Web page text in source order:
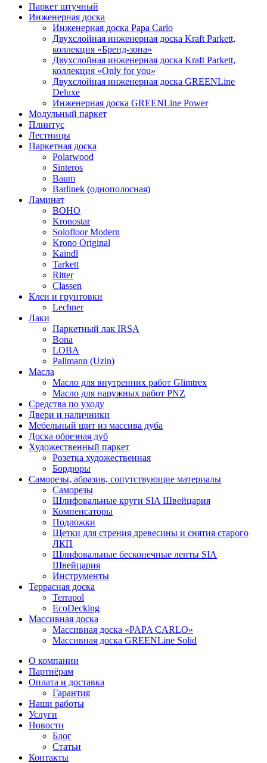
Паркет штучный
Инженерная доска
Инженерная доска Papa Carlo
Двухслойная инженерная доска Kraft Parkett,
коллекция «Бренд-зона»
Двухслойная инженерная доска Kraft Parkett,
коллекция «Only for you»
Двухслойная инженерная доска GREENLine
Deluxe
Инженерная доска GREENLine Power
Модульный паркет
Плинтус
Лестницы
Паркетная доска
Polarwood
Sinteros
Baum
Barlinek (однополосная)
Ламинат
BOHO
Kronostar
Solofloor Modern
Krono Original
Kaindl
Tarkett
Ritter
Classen
Клеи и грунтовки
Lechner
Лаки
Паркетный лак IRSA
Bona
LOBA
Pallmann (Uzin)
Масла
Масло для внутренних работ Glimtrex
Масло для наружных работ PNZ
Средства по уходу
Двери и наличники
Мебельный щит из массива дуба
Доска обрезная дуб
Художественный паркет
Розетка художественная
Бордюры
Саморезы, абразив, сопутствующие материалы
Саморезы
Шлифовальные круги SIA Швейцария
Компенсаторы
Подложки
Щетки для стрения древесины и снятия старого
ЛКП
Шлифовальные бесконечные ленты SIA
Швейцария
Инструменты
Террасная доска
Terrapol
EcoDecking
Массивная доска
Массивная доска «PAPA CARLO»
Массивная доска GREENLine Solid
О компании
Партнёрам
Оплата и доставка
Гарантия
Наши работы
Услуги
Новости
Блог
Статьи
Контакты